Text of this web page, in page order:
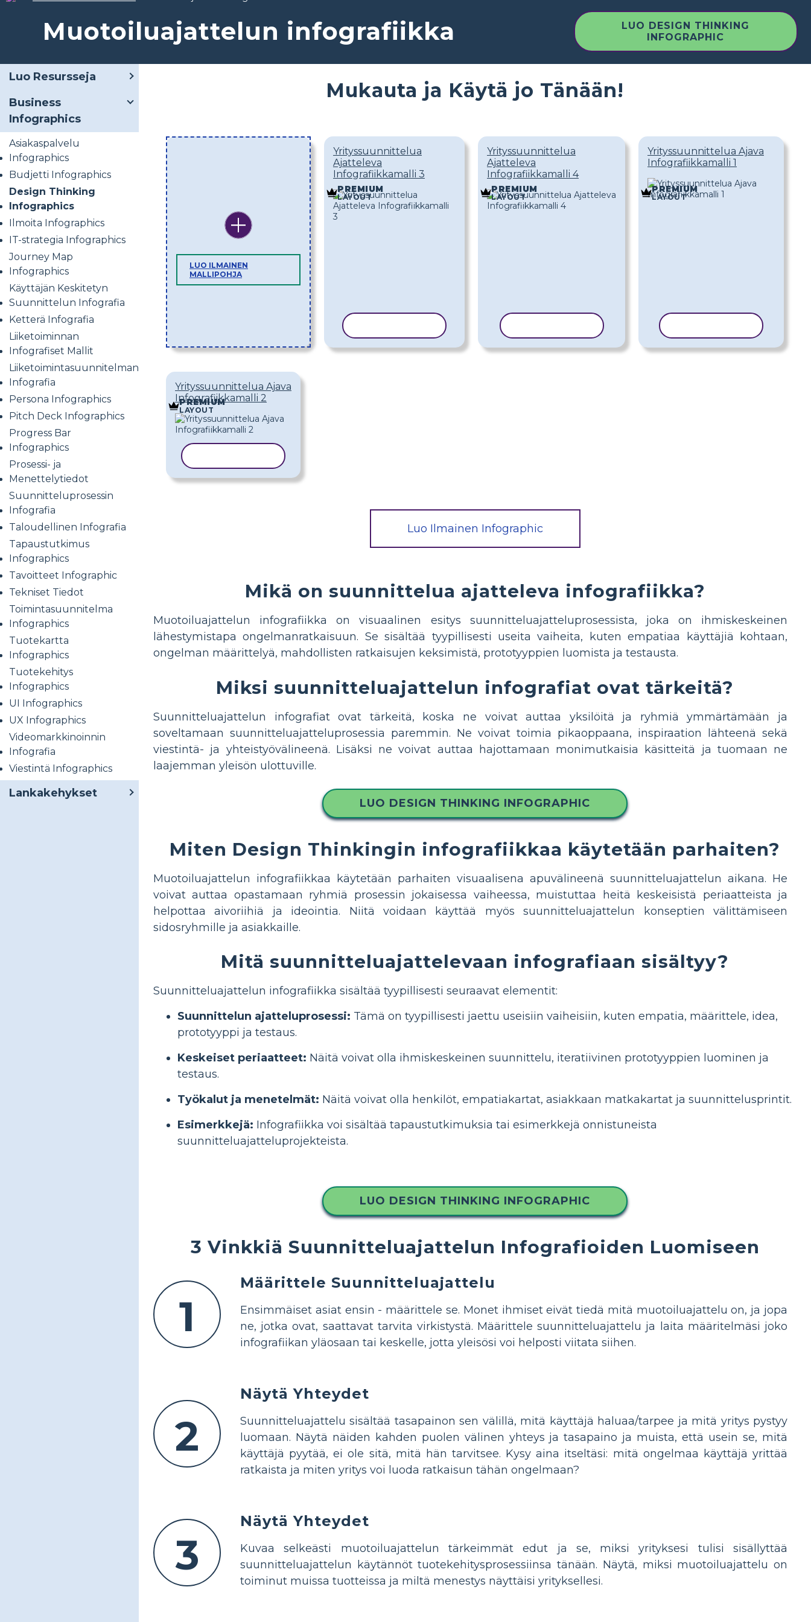
Muotoiluajattelun infografiikka
LUO DESIGN THINKING
INFOGRAPHIC
Luo Resursseja
Business
Infographics
Asiakaspalvelu
Infographics
Budjetti Infographics
Design Thinking
Infographics
Ilmoita Infographics
IT-strategia Infographics
Journey Map
Infographics
Käyttäjän Keskitetyn
Suunnittelun Infografia
Ketterä Infografia
Liiketoiminnan
Infografiset Mallit
Liiketoimintasuunnitelman
Infografia
Persona Infographics
Pitch Deck Infographics
Progress Bar
Infographics
Prosessi- ja
Menettelytiedot
Suunnitteluprosessin
Infografia
Taloudellinen Infografia
Tapaustutkimus
Infographics
Tavoitteet Infographic
Tekniset Tiedot
Toimintasuunnitelma
Infographics
Tuotekartta
Infographics
Tuotekehitys
Infographics
UI Infographics
UX Infographics
Videomarkkinoinnin
Infografia
Viestintä Infographics
Lankakehykset
Mukauta ja Käytä jo Tänään!
LUO ILMAINEN
MALLIPOHJA
Yrityssuunnittelua
Ajatteleva
Infografiikkamalli 3
PREMIUM
LAYOUT
Yrityssuunnittelua
Ajatteleva
Infografiikkamalli 4
PREMIUM
LAYOUT
Yrityssuunnittelua Ajava
Infografiikkamalli 1
PREMIUM
LAYOUT
Yrityssuunnittelua Ajava
Infografiikkamalli 2
PREMIUM
LAYOUT
Luo Ilmainen Infographic
Mikä on suunnittelua ajatteleva infografiikka?
Muotoiluajattelun infografiikka on visuaalinen esitys suunnitteluajatteluprosessista, joka on ihmiskeskeinen
lähestymistapa ongelmanratkaisuun. Se sisältää tyypillisesti useita vaiheita, kuten empatiaa käyttäjiä kohtaan,
ongelman määrittelyä, mahdollisten ratkaisujen keksimistä, prototyyppien luomista ja testausta.
Miksi suunnitteluajattelun infografiat ovat tärkeitä?
Suunnitteluajattelun infografiat ovat tärkeitä, koska ne voivat auttaa yksilöitä ja ryhmiä ymmärtämään ja
soveltamaan suunnitteluajatteluprosessia paremmin. Ne voivat toimia pikaoppaana, inspiraation lähteenä sekä
viestintä- ja yhteistyövälineenä. Lisäksi ne voivat auttaa hajottamaan monimutkaisia käsitteitä ja tuomaan ne
laajemman yleisön ulottuville.
LUO DESIGN THINKING INFOGRAPHIC
Miten Design Thinkingin infografiikkaa käytetään parhaiten?
Muotoiluajattelun infografiikkaa käytetään parhaiten visuaalisena apuvälineenä suunnitteluajattelun aikana. He
voivat auttaa opastamaan ryhmiä prosessin jokaisessa vaiheessa, muistuttaa heitä keskeisistä periaatteista ja
helpottaa aivoriihiä ja ideointia. Niitä voidaan käyttää myös suunnitteluajattelun konseptien välittämiseen
sidosryhmille ja asiakkaille.
Mitä suunnitteluajattelevaan infografiaan sisältyy?
Suunnitteluajattelun infografiikka sisältää tyypillisesti seuraavat elementit:
Suunnittelun ajatteluprosessi: Tämä on tyypillisesti jaettu useisiin vaiheisiin, kuten empatia, määrittele, idea,
prototyyppi ja testaus.
Keskeiset periaatteet: Näitä voivat olla ihmiskeskeinen suunnittelu, iteratiivinen prototyyppien luominen ja
testaus.
Työkalut ja menetelmät: Näitä voivat olla henkilöt, empatiakartat, asiakkaan matkakartat ja suunnittelusprintit.
Esimerkkejä: Infografiikka voi sisältää tapaustutkimuksia tai esimerkkejä onnistuneista
suunnitteluajatteluprojekteista.
LUO DESIGN THINKING INFOGRAPHIC
3 Vinkkiä Suunnitteluajattelun Infografioiden Luomiseen
1
Määrittele Suunnitteluajattelu
Ensimmäiset asiat ensin - määrittele se. Monet ihmiset eivät tiedä mitä muotoiluajattelu on, ja jopa
ne, jotka ovat, saattavat tarvita virkistystä. Määrittele suunnitteluajattelu ja laita määritelmäsi joko
infografiikan yläosaan tai keskelle, jotta yleisösi voi helposti viitata siihen.
2
Näytä Yhteydet
Suunnitteluajattelu sisältää tasapainon sen välillä, mitä käyttäjä haluaa/tarpee ja mitä yritys pystyy
luomaan. Näytä näiden kahden puolen välinen yhteys ja tasapaino ja muista, että usein se, mitä
käyttäjä pyytää, ei ole sitä, mitä hän tarvitsee. Kysy aina itseltäsi: mitä ongelmaa käyttäjä yrittää
ratkaista ja miten yritys voi luoda ratkaisun tähän ongelmaan?
3
Näytä Yhteydet
Kuvaa selkeästi muotoiluajattelun tärkeimmät edut ja se, miksi yrityksesi tulisi sisällyttää
suunnitteluajattelun käytännöt tuotekehitysprosessiinsa tänään. Näytä, miksi muotoiluajattelu on
toiminut muissa tuotteissa ja miltä menestys näyttäisi yrityksellesi.